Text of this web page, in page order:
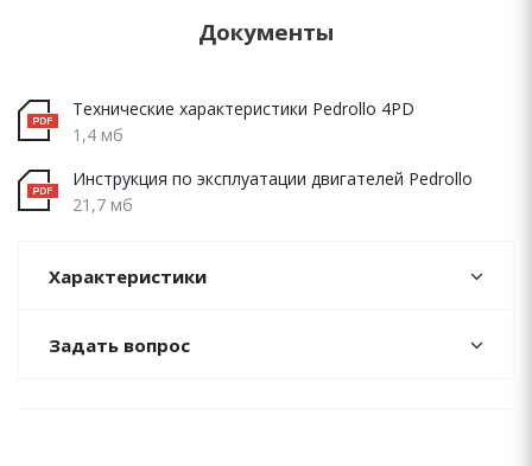
Документы
Технические характеристики Pedrollo 4PD
1,4 мб
Инструкция по эксплуатации двигателей Pedrollo
21,7 мб
Характеристики
Задать вопрос